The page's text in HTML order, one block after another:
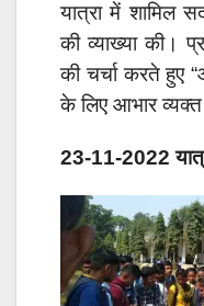
यात्रा में शामिल
की व्याख्या की।
की चर्चा करते हुए
के लिए आभार व्यक्त
23-11-2022